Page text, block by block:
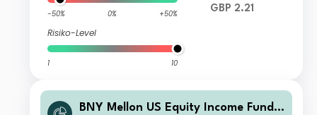
-50% 0% +50%
Risiko-Level
1 10
GBP 2.21
BNY Mellon US Equity Income Fund